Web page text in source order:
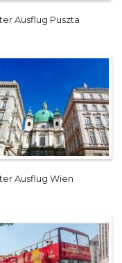
Ausflug Puszta
Ausflug Wien